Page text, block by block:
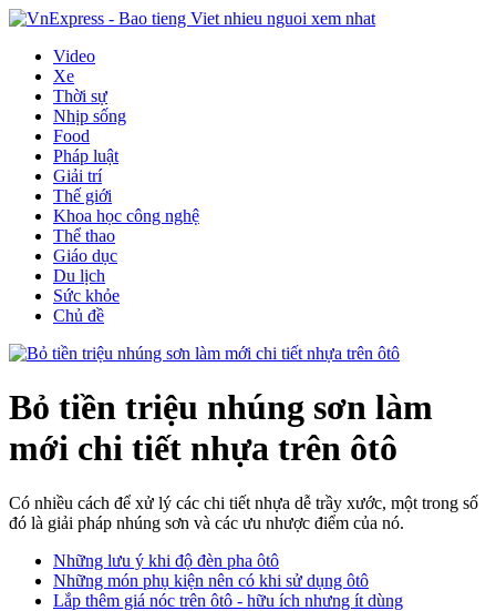
Video
Xe
Thời sự
Nhịp sống
Food
Pháp luật
Giải trí
Thế giới
Khoa học công nghệ
Thể thao
Giáo dục
Du lịch
Sức khỏe
Chủ đề
Bỏ tiền triệu nhúng sơn làm
mới chi tiết nhựa trên ôtô
Có nhiều cách để xử lý các chi tiết nhựa dễ trầy xước, một trong số
đó là giải pháp nhúng sơn và các ưu nhược điểm của nó.
Những lưu ý khi độ đèn pha ôtô
Những món phụ kiện nên có khi sử dụng ôtô
Lắp thêm giá nóc trên ôtô - hữu ích nhưng ít dùng